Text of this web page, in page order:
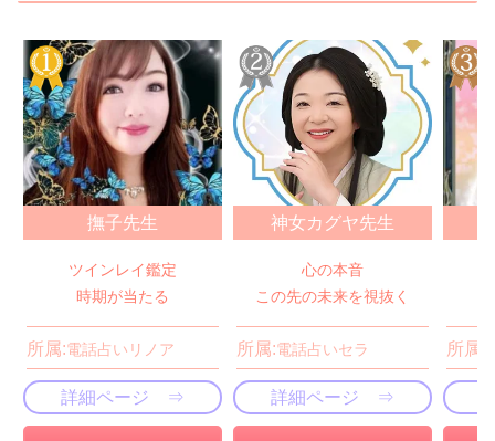
撫子先生
ツインレイ鑑定
時期が当たる
所属:電話占いリノア
詳細ページ ⇒
神女カグヤ先生
心の本音
この先の未来を視抜く
所属:電話占いセラ
詳細ページ ⇒
所属: